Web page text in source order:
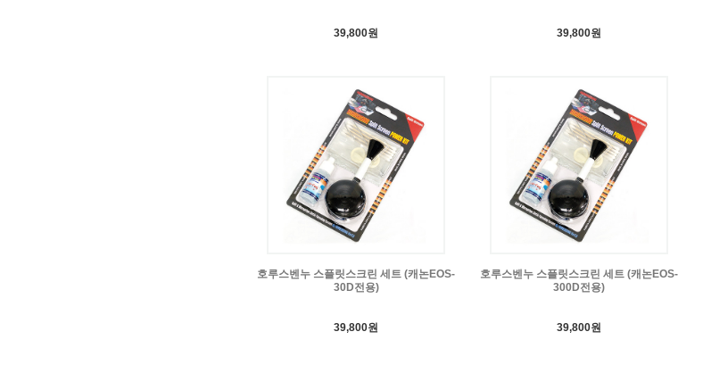
39,800원 39,800원
호루스벤누 스플릿스크린 세트 (캐논EOS-
30D전용)
39,800원
호루스벤누 스플릿스크린 세트 (캐논EOS-
300D전용)
39,800원